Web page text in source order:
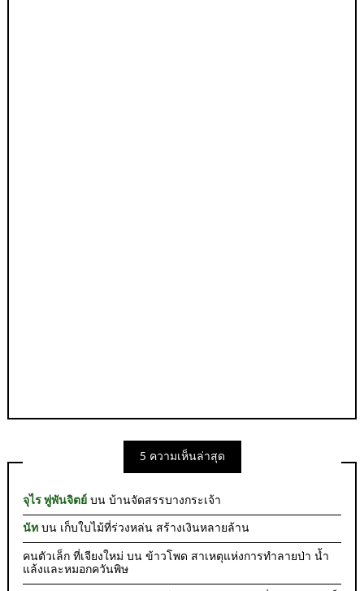
5 ความเห็นล่าสุด
จุไร พู่พันจิตย์ บนบ้านจัดสรรบางกระเจ้า
นัท บน เก็บใบไม้ที่ร่วงหล่น สร้างเงินหลายล้าน
คนตัวเล็ก ที่เจียงใหม่ บนข้าวโพด สาเหตุแห่งการทำลายป่า น้ำ
แล้งและหมอกควันพิษ